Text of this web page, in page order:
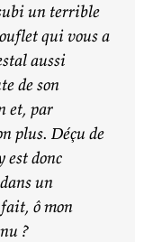
un terrible
qui vous a
aussi
de son
et, par
plus. Déçu de
est donc
un
ô mon
?